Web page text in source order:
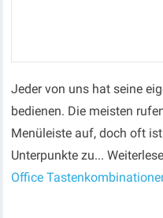
Jeder von uns hat seine
bedienen. Die meisten
Menüleiste auf, doch oft
Unterpunkte zu...
Office